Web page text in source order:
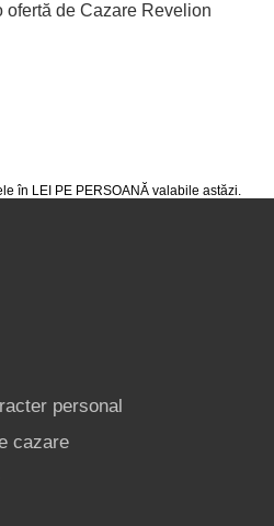
în LEI PE PERSOANĂ valabile astăzi.
ofertă de Cazare Revelion
personal
cazare